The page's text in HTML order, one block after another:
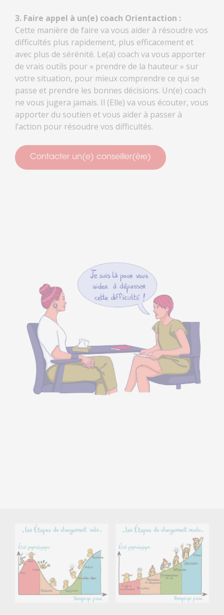
3. Faire appel à un(e) coach Orientaction :
Cette manière de faire va vous aider à résoudre vos
difficultés plus rapidement, plus efficacement et
avec plus de sérénité. Le(a) coach va vous apporter
de vrais outils pour « prendre de la hauteur » sur
votre situation, pour mieux comprendre ce qui se
passe et prendre les bonnes décisions. Un(e) coach
ne vous jugera jamais. Il (Elle) va vous écouter, vous
apporter du soutien et vous aider à passer à
l’action pour résoudre vos difficultés.
Contacter un(e) conseiller(ère)